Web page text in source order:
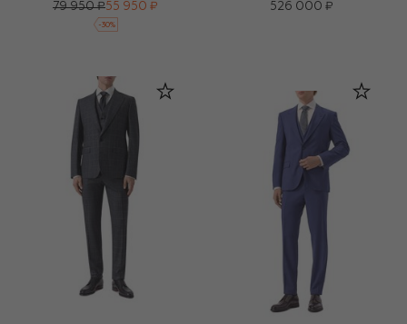
79 950 ₽55 950 ₽
-30%
526 000 ₽